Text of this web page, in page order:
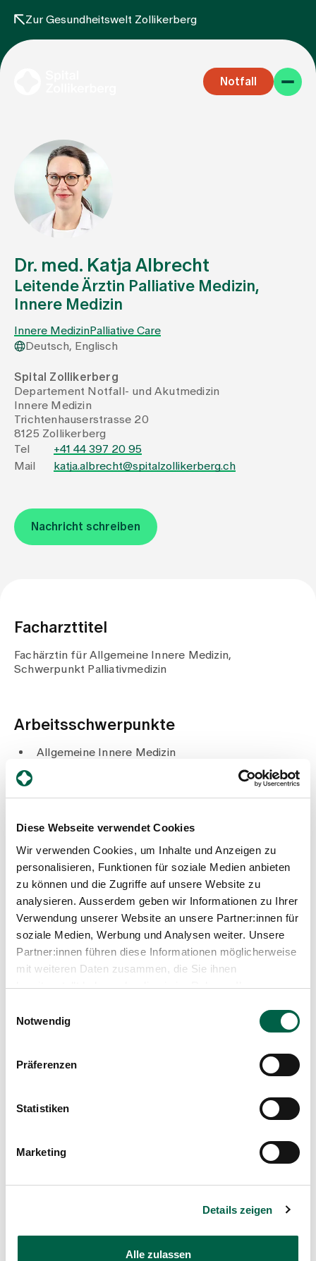
Diese Webseite verwendet Cookies
Wir verwenden Cookies, um Inhalte und Anzeigen zu
personalisieren, Funktionen für soziale Medien anbieten
zu können und die Zugriffe auf unsere Website zu
analysieren. Ausserdem geben wir Informationen zu Ihrer
Verwendung unserer Website an unsere Partner:innen für
soziale Medien, Werbung und Analysen weiter. Unsere
Partner:innen führen diese Informationen möglicherweise
mit weiteren Daten zusammen, die Sie ihnen
bereitgestellt haben oder die sie im Rahmen Ihrer
Notwendig
Präferenzen
Statistiken
Marketing
Details zeigen
Alle zulassen
Zur Gesundheitswelt Zollikerberg
Notfall
Fachbereiche
Aufenthalt
Team
Zuweisende
Events
Über uns
Jobs & Karriere
Blog
Medien
Publikationen
Dr. med. Katja Albrecht
Leitende Ärztin Palliative Medizin,
Innere Medizin
Innere MedizinPalliative Care
Deutsch, Englisch
Spital Zollikerberg
Departement Notfall- und Akutmedizin
Innere Medizin
Trichtenhauserstrasse 20
8125 Zollikerberg
Tel
+41 44 397 20 95
Mail
katja.albrecht@spitalzollikerberg.ch
Nachricht schreiben
Facharzttitel
Fachärztin für Allgemeine Innere Medizin,
Schwerpunkt Palliativmedizin
Arbeitsschwerpunkte
Allgemeine Innere Medizin
Beruflicher Werdegang
Leitende Ärztin Innere Medizin mit Schwerpunkt
Palliativmedizin, Spital Zollikerberg
2017
Interdisziplinärer Schwerpunkt Palliativmedizin
2016
Schmerzspezialistin SGSS
2014
Weiterbildung Palliative Care, Zürich
Promotion zum Doktor der Medizin an der
Fachärztin FMH Innere Medizin
Assistenzärztin Innere Medizin, Stadtspital Zürich
2009 – 2011
Assistenzärztin Chirurgie, Spital Männedorf
Staatsexamen
Mitgliedschaften